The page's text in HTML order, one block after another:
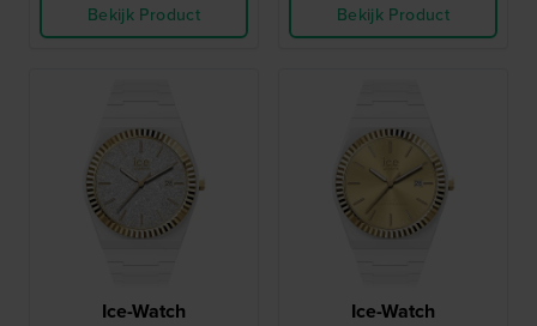
Bekijk Product
Bekijk Product
Ice-Watch Ice-Watch